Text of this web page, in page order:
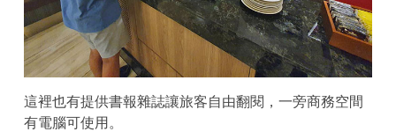
這裡也有提供書報雜誌讓旅客自由翻閱，一旁商務空間
有電腦可使用。